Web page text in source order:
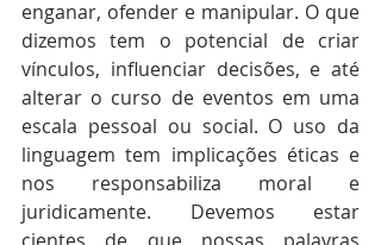
enganar, ofender e manipular. O que
dizemos tem o potencial de criar
vínculos, influenciar decisões, e até
alterar o curso de eventos em uma
escala pessoal ou social. O uso da
linguagem tem implicações éticas e
nos responsabiliza moral e
juridicamente. Devemos estar